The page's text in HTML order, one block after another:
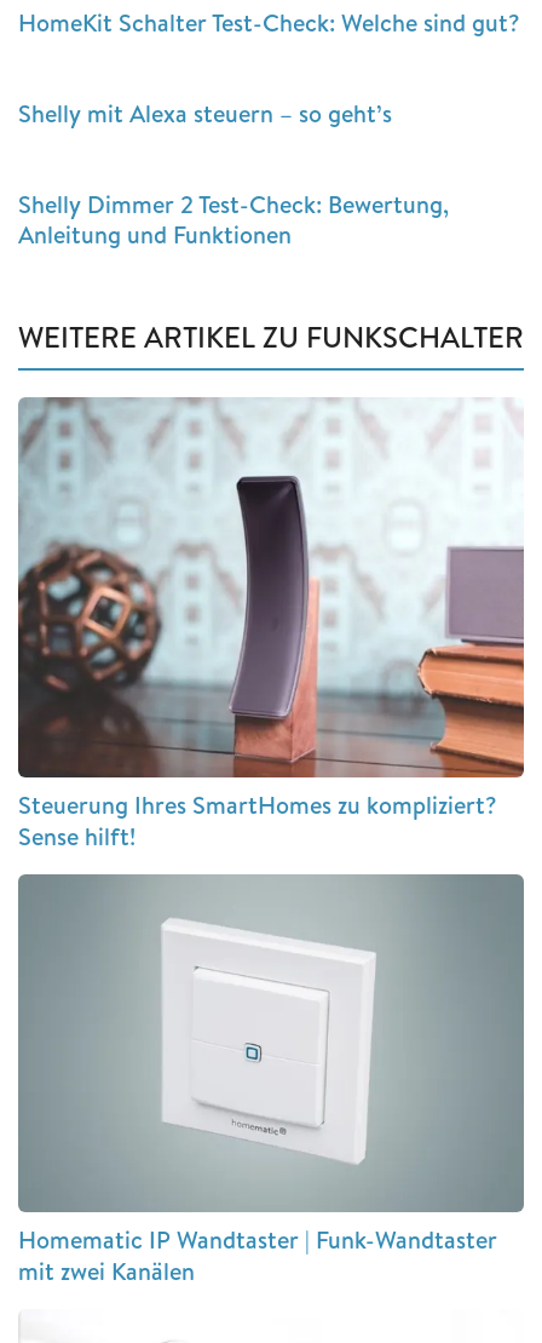
HomeKit Schalter Test-Check: Welche sind gut?
Shelly mit Alexa steuern – so geht’s
Shelly Dimmer 2 Test-Check: Bewertung,
Anleitung und Funktionen
WEITERE ARTIKEL ZU FUNKSCHALTER
Steuerung Ihres SmartHomes zu kompliziert?
Sense hilft!
Homematic IP Wandtaster | Funk-Wandtaster
mit zwei Kanälen